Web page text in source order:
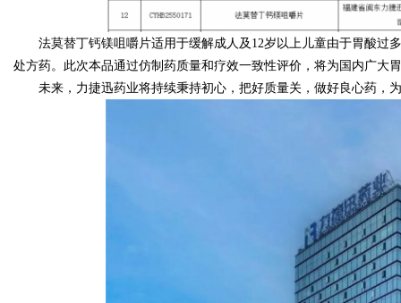
法莫替丁钙镁咀嚼片适用于缓解成人及12岁以上儿童由于胃酸过
处方药。此次本品通过仿制药质量和疗效一致性评价，将为国内广大
未来，力捷迅药业将持续秉持初心，把好质量关，做好良心药，